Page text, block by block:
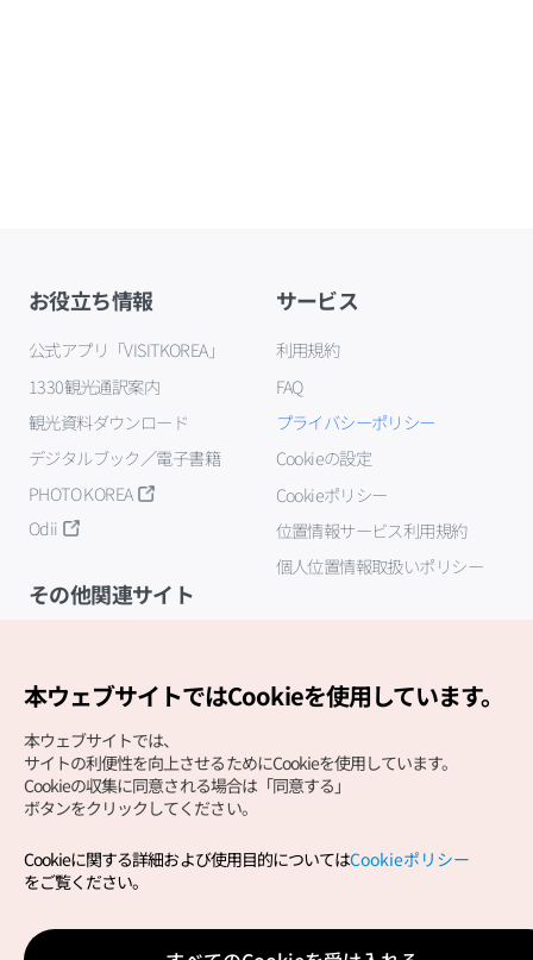
お役立ち情報
公式アプリ「VISITKOREA」
1330観光通訳案内
観光資料ダウンロード
デジタルブック／電子書籍
PHOTO KOREA
Odii
サービス
利用規約
FAQ
プライバシーポリシー
Cookieの設定
Cookieポリシー
位置情報サービス利用規約
個人位置情報取扱いポリシー
その他関連サイト
Copyright (c) Korea Tourism Organization All Rights
サイトエラー報告公式メール
japanese@knto.or.kr
本ウェブサイトではCookieを使用しています。
本ウェブサイトでは、
サイトの利便性を向上させるためにCookieを使用しています。
Cookieの収集に同意される場合は「同意する」
ボタンをクリックしてください。
Cookieに関する詳細および使用目的についてはCookieポリシー
をご覧ください。